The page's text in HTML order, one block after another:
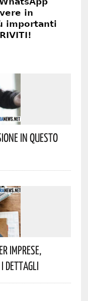
In Questo
Imprese,
I Dettagli